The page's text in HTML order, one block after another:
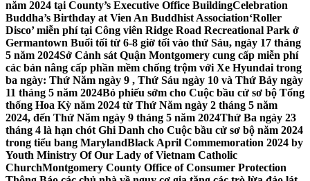
năm 2024 tại County’s Executive Office BuildingCelebration
Buddha’s Birthday at Vien An Buddhist Association‘Roller
Disco’ miễn phí tại Công viên Ridge Road Recreational Park ở
Germantown Buổi tối từ 6-8 giờ tối vào thứ Sáu, ngày 17 tháng
5 năm 2024Sở Cảnh sát Quận Montgomery cung cấp miễn phí
các bản nâng cấp phần mềm chống trộm với Xe Hyundai trong
ba ngày: Thứ Năm ngày 9 , Thứ Sáu ngày 10 và Thứ Bảy ngày
11 tháng 5 năm 2024Bỏ phiếu sớm cho Cuộc bầu cử sơ bộ Tổng
thống Hoa Kỳ năm 2024 từ Thứ Năm ngày 2 tháng 5 năm
2024, đến Thứ Năm ngày 9 tháng 5 năm 2024Thứ Ba ngày 23
tháng 4 là hạn chót Ghi Danh cho Cuộc bầu cử sơ bộ năm 2024
trong tiểu bang MarylandBlack April Commemoration 2024 by
Youth Ministry Of Our Lady of Vietnam Catholic
ChurchMontgomery County Office of Consumer Protection